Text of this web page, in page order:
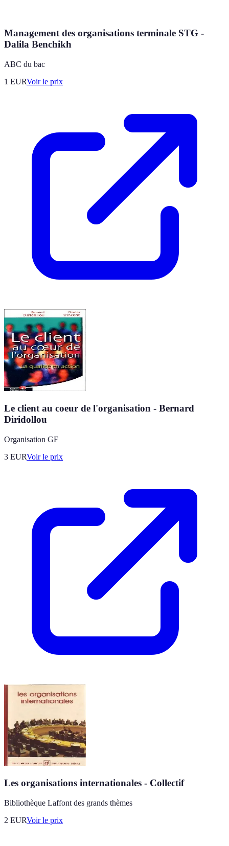
Management des organisations terminale STG -
Dalila Benchikh
ABC du bac
1 EURVoir le prix
Le client au coeur de l'organisation - Bernard
Diridollou
Organisation GF
3 EURVoir le prix
Les organisations internationales - Collectif
Bibliothèque Laffont des grands thèmes
2 EURVoir le prix